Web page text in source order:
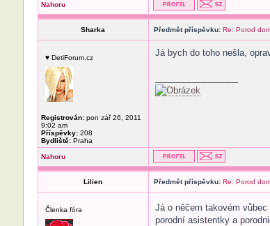
Nahoru
Sharka Předmět příspěvku: Re: Porod
♥ DetiForum.cz
Registrován:pon zář 26, 2011
9:02 am
Příspěvky:208
Bydliště:Praha
Já bych do toho nešla,
Nahoru
Lilien Předmět příspěvku: Re: Porod
Členka fóra Já o něčem takovém
porodní asistentky a